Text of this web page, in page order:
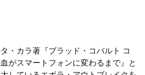
・カラ著『ブラッド・コバルト コ
がスマートフォンに変わるまで』と